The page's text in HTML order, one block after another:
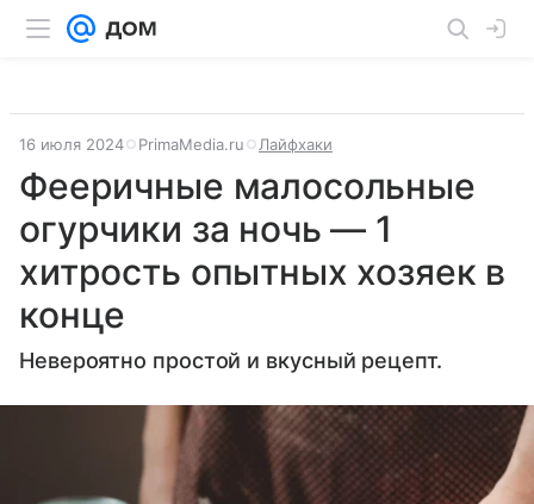
16 июля 2024 PrimaMedia.ru Лайфхаки
Фееричные малосольные
огурчики за ночь — 1
хитрость опытных хозяек в
конце
Невероятно простой и вкусный рецепт.